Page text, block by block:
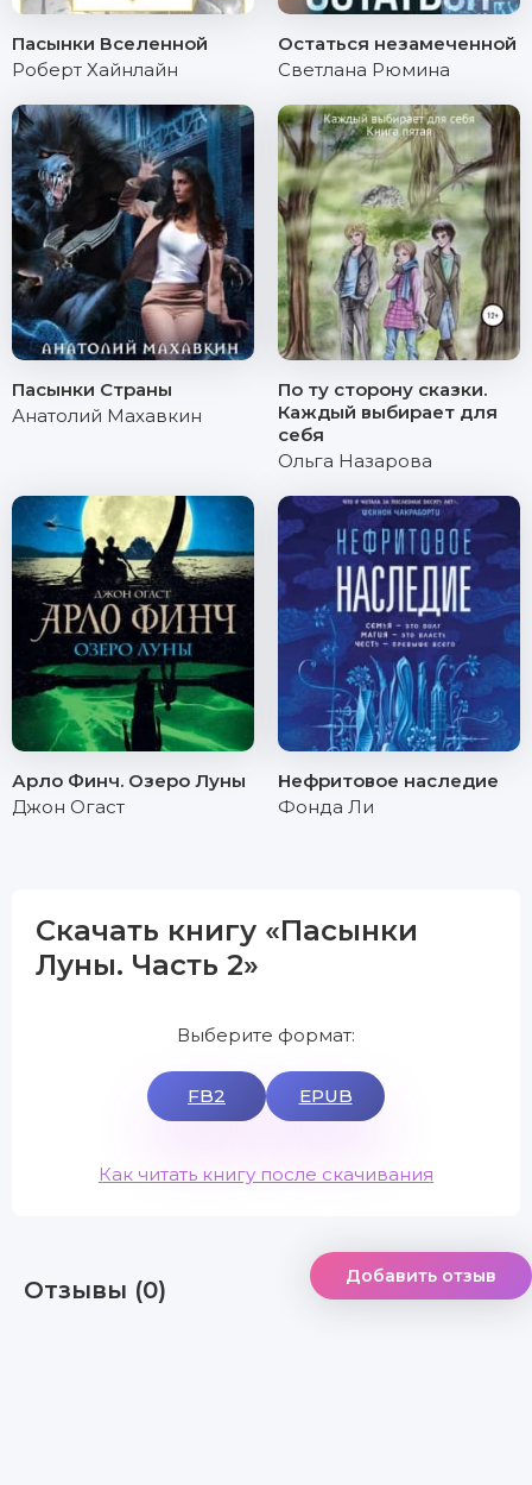
Пасынки Вселенной
Роберт Хайнлайн
Остаться незамеченной
Светлана Рюмина
Пасынки Страны
Анатолий Махавкин
По ту сторону сказки.
Каждый выбирает для
себя
Ольга Назарова
Арло Финч. Озеро Луны
Джон Огаст
Нефритовое наследие
Фонда Ли
Скачать книгу «Пасынки
Луны. Часть 2»
Выберите формат:
FB2 EPUB
Как читать книгу после скачивания
Отзывы (0) Добавить отзыв